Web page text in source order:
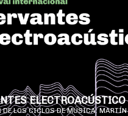
ELECTROACÚSTICO
DE LOS CICLOS DE MÚSICA: